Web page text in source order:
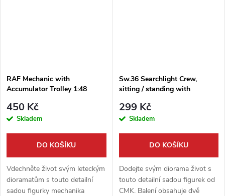
RAF Mechanic with
Accumulator Trolley 1:48
450 Kč
Skladem
DO KOŠÍKU
Vdechněte život svým leteckým
dioramatům s touto detailní
sadou figurky mechanika
Sw.36 Searchlight Crew,
sitting / standing with
299 Kč
Skladem
DO KOŠÍKU
Dodejte svým diorama život s
touto detailní sadou figurek od
CMK. Balení obsahuje dvě